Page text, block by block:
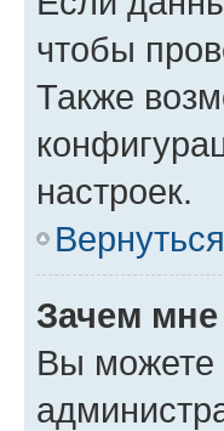
чтобы
Также
настроек.
Зачем
Вы можете